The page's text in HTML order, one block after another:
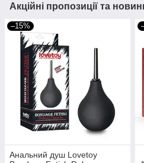
Акційні пропозиції та
–15%
Анальний душ Lovetoy